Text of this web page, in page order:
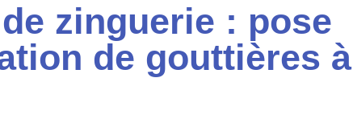
zinguerie : pose
de gouttières à